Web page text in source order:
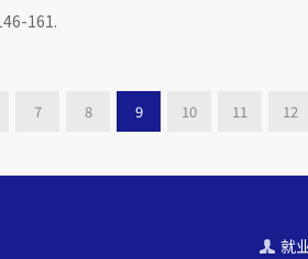
161.
7 8 9 10 11 12
就